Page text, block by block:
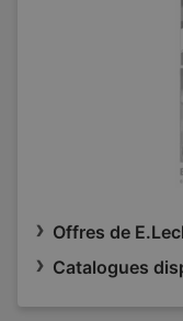
Offres de
Catalogues